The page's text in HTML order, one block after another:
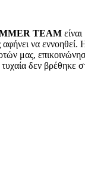
TEAM
να εννοηθεί.
μας,
δεν βρέθηκε